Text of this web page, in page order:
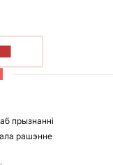
прызнанні
рашэнне